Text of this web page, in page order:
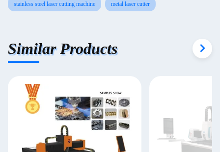
stainless steel laser cutting machine metal laser cutter
Similar Products